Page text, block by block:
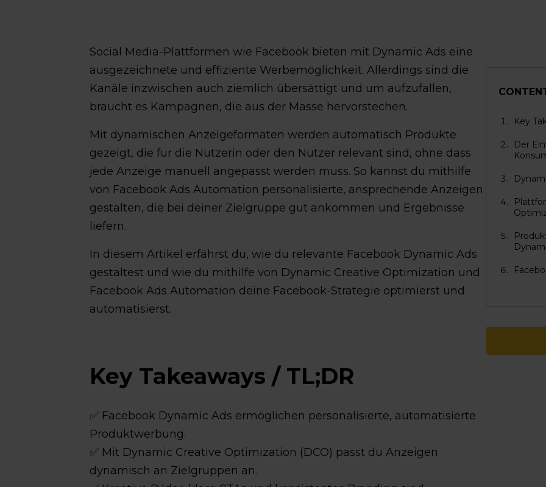
Social Media-Plattformen wie Facebook bieten mit Dynamic Ads eine
ausgezeichnete und effiziente Werbemöglichkeit. Allerdings sind die
Kanäle inzwischen auch ziemlich übersättigt und um aufzufallen,
braucht es Kampagnen, die aus der Masse hervorstechen.
Mit dynamischen Anzeigeformaten werden automatisch Produkte
gezeigt, die für die Nutzerin oder den Nutzer relevant sind, ohne dass
jede Anzeige manuell angepasst werden muss. So kannst du mithilfe
von Facebook Ads Automation personalisierte, ansprechende Anzeigen
gestalten, die bei deiner Zielgruppe gut ankommen und Ergebnisse
liefern.
In diesem Artikel erfährst du, wie du relevante Facebook Dynamic Ads
gestaltest und wie du mithilfe von Dynamic Creative Optimization und
Facebook Ads Automation deine Facebook-Strategie optimierst und
automatisierst.
Key Takeaways / TL;DR
✅ Facebook Dynamic Ads ermöglichen personalisierte, automatisierte
Produktwerbung.
✅ Mit Dynamic Creative Optimization (DCO) passt du Anzeigen
dynamisch an Zielgruppen an.
Key
Der